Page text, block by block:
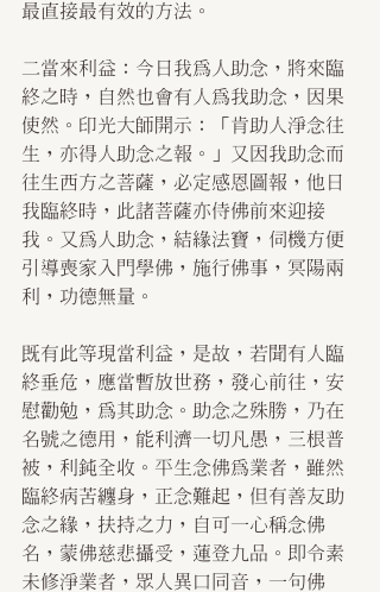
最直接最有效的方法。
二當來利益：今日我為人助念，將來臨
終之時，自然也會有人為我助念，因果
使然。印光大師開示：「肯助人淨念往
生，亦得人助念之報。」又因我助念而
往生西方之菩薩，必定感恩圖報，他日
我臨終時，此諸菩薩亦侍佛前來迎接
我。又為人助念，結緣法寶，伺機方便
引導喪家入門學佛，施行佛事，冥陽兩
利，功德無量。
既有此等現當利益，是故，若聞有人臨
終垂危，應當暫放世務，發心前往，安
慰勸勉，為其助念。助念之殊勝，乃在
名號之德用，能利濟一切凡愚，三根普
被，利鈍全收。平生念佛為業者，雖然
臨終病苦纏身，正念難起，但有善友助
念之緣，扶持之力，自可一心稱念佛
名，蒙佛慈悲攝受，蓮登九品。即令素
未修淨業者，眾人異口同音，一句佛